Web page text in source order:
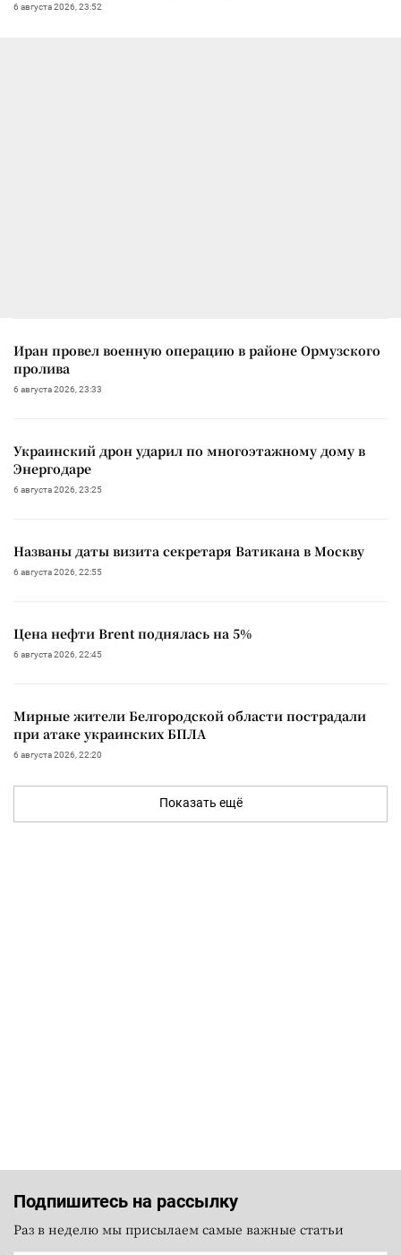
6 августа 2026, 23:52
Иран провел военную операцию в районе Ормузского
пролива
6 августа 2026, 23:33
Украинский дрон ударил по многоэтажному дому в
Энергодаре
6 августа 2026, 23:25
Названы даты визита секретаря Ватикана в Москву
6 августа 2026, 22:55
Цена нефти Brent поднялась на 5%
6 августа 2026, 22:45
Мирные жители Белгородской области пострадали
при атаке украинских БПЛА
6 августа 2026, 22:20
Показать ещё
Подпишитесь на рассылку
Раз в неделю мы присылаем самые важные статьи